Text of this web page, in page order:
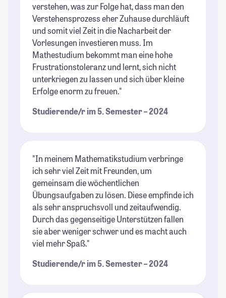
verstehen, was zur Folge hat, dass man den
Verstehensprozess eher Zuhause durchläuft
und somit viel Zeit in die Nacharbeit der
Vorlesungen investieren muss. Im
Mathestudium bekommt man eine hohe
Frustrationstoleranz und lernt, sich nicht
unterkriegen zu lassen und sich über kleine
Erfolge enorm zu freuen."
Studierende/r im 5. Semester – 2024
"In meinem Mathematikstudium verbringe
ich sehr viel Zeit mit Freunden, um
gemeinsam die wöchentlichen
Übungsaufgaben zu lösen. Diese empfinde ich
als sehr anspruchsvoll und zeitaufwendig.
Durch das gegenseitige Unterstützen fallen
sie aber weniger schwer und es macht auch
viel mehr Spaß."
Studierende/r im 5. Semester – 2024